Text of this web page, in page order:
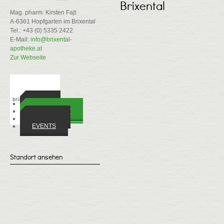
WIRTSCHAFT
EVENTS
Mag. pharm. Kirsten Fajt
A-6361 Hopfgarten im Brixental
Tel.: +43 (0) 5335 2422
E-Mail: info@brixental-
apotheke.at
Zur Webseite
Standort ansehen
Brixental